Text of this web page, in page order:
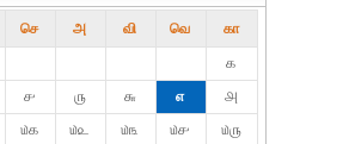
செ அ வி வெ கா
௧
௪ ௫ ௬ ௭
௮
௰௧ ௰௨ ௰௩ ௰௪
௰௫